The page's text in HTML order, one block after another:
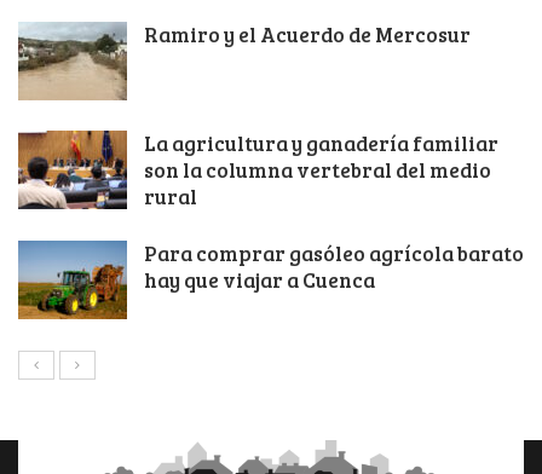
Ramiro y el Acuerdo de Mercosur
La agricultura y ganadería familiar
son la columna vertebral del medio
rural
Para comprar gasóleo agrícola barato
hay que viajar a Cuenca